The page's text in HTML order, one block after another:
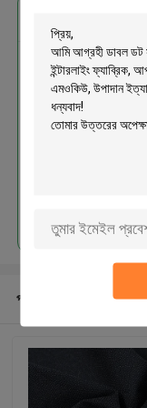
প্রস্তাবিত পণ্য